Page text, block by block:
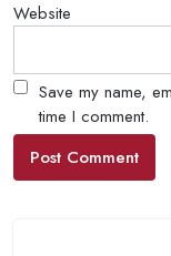
Website
Save my name,
time I comment.